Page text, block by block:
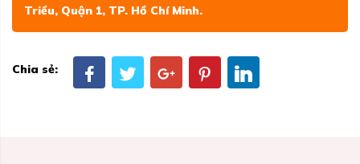
Triều, Quận 1, TP. Hồ Chí Minh.
Chia sẻ: